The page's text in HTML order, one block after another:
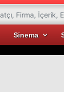
Sinema